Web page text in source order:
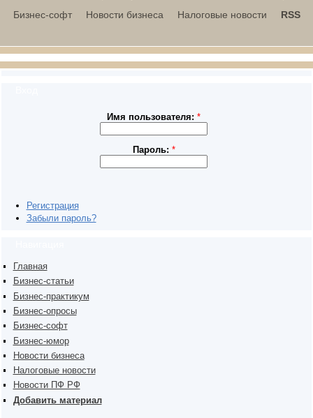
Бизнес-софт
Новости бизнеса Налоговые новости RSS
Имя пользователя:*
Пароль: *
Регистрация
Забыли пароль?
Главная
Бизнес-статьи
Бизнес-практикум
Бизнес-опросы
Бизнес-софт
Бизнес-юмор
Новости бизнеса
Налоговые новости
Новости ПФ РФ
Добавить материал